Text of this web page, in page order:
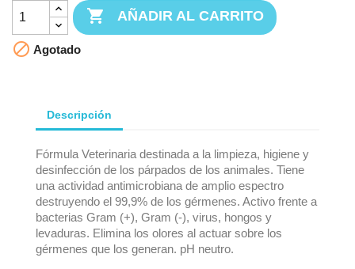
 AÑADIR AL CARRITO
 Agotado
Descripción
Fórmula Veterinaria destinada a la limpieza, higiene y
desinfección de los párpados de los animales. Tiene
una actividad antimicrobiana de amplio espectro
destruyendo el 99,9% de los gérmenes. Activo frente a
bacterias Gram (+), Gram (-), virus, hongos y
levaduras. Elimina los olores al actuar sobre los
gérmenes que los generan. pH neutro.